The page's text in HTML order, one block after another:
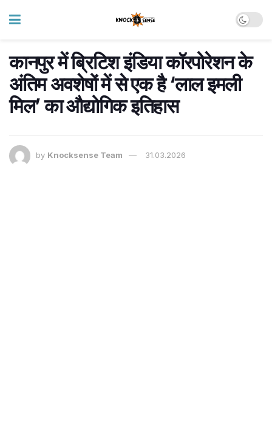
कानपुर में ब्रिटिश इंडिया कॉरपोरेशन के
अंतिम अवशेषों में से एक है ‘लाल इमली
मिल’ का औद्योगिक इतिहास
by Knocksense Team 31.03.2026